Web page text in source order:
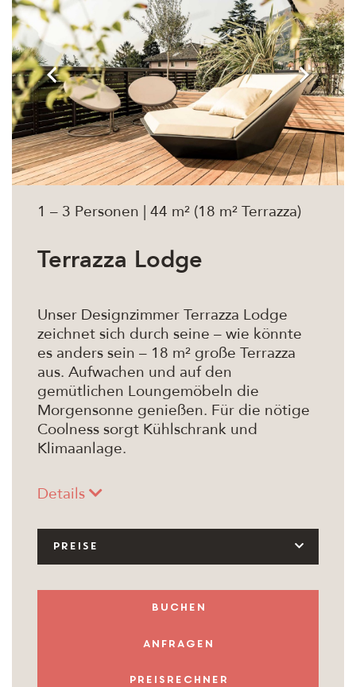
1 – 3 Personen | 44 m² (18 m² Terrazza)
Terrazza Lodge
Unser Designzimmer Terrazza Lodge
zeichnet sich durch seine – wie könnte
es anders sein – 18 m² große Terrazza
aus. Aufwachen und auf den
gemütlichen Loungemöbeln die
Morgensonne genießen. Für die nötige
Coolness sorgt Kühlschrank und
Klimaanlage.
Details
PREISE
buchen
anfragen
Preisrechner